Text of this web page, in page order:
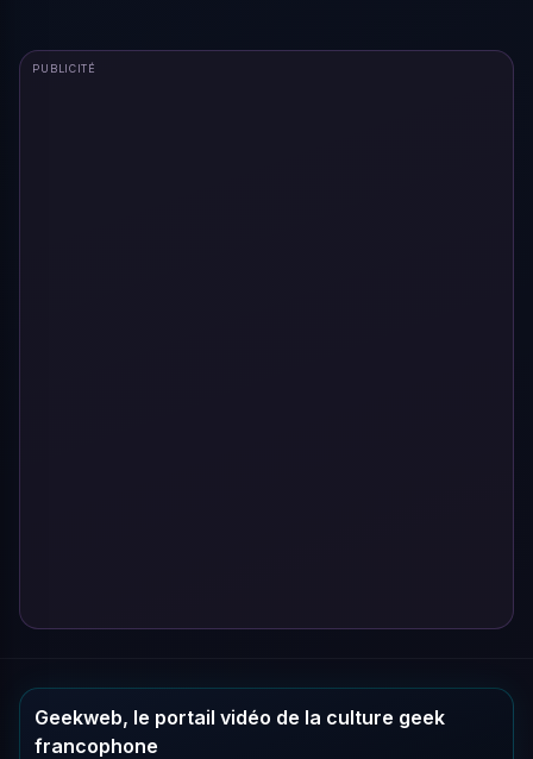
PUBLICITÉ
Geekweb, le portail vidéo de la culture geek
francophone